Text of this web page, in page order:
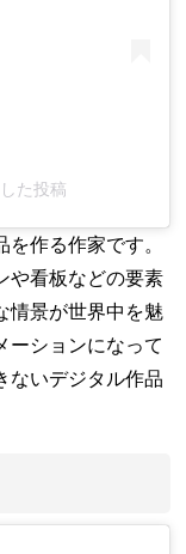
た投稿
作る作家です。
や看板などの要素
情景が世界中を魅
ーションになって
ないデジタル作品